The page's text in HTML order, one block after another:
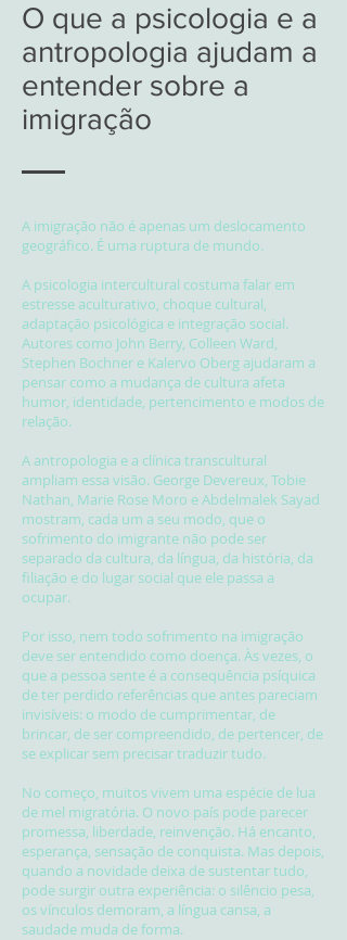
O que a psicologia e a
antropologia ajudam a
entender sobre a
imigração
A imigração não é apenas um deslocamento
geográfico. É uma ruptura de mundo.
A psicologia intercultural costuma falar em
estresse aculturativo, choque cultural,
adaptação psicológica e integração social.
Autores como John Berry, Colleen Ward,
Stephen Bochner e Kalervo Oberg ajudaram a
pensar como a mudança de cultura afeta
humor, identidade, pertencimento e modos de
relação.
A antropologia e a clínica transcultural
ampliam essa visão. George Devereux, Tobie
Nathan, Marie Rose Moro e Abdelmalek Sayad
mostram, cada um a seu modo, que o
sofrimento do imigrante não pode ser
separado da cultura, da língua, da história, da
filiação e do lugar social que ele passa a
ocupar.
Por isso, nem todo sofrimento na imigração
deve ser entendido como doença. Às vezes, o
que a pessoa sente é a consequência psíquica
de ter perdido referências que antes pareciam
invisíveis: o modo de cumprimentar, de
brincar, de ser compreendido, de pertencer, de
se explicar sem precisar traduzir tudo.
No começo, muitos vivem uma espécie de lua
de mel migratória. O novo país pode parecer
promessa, liberdade, reinvenção. Há encanto,
esperança, sensação de conquista. Mas depois,
quando a novidade deixa de sustentar tudo,
pode surgir outra experiência: o silêncio pesa,
os vínculos demoram, a língua cansa, a
saudade muda de forma.